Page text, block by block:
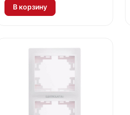
В корзину